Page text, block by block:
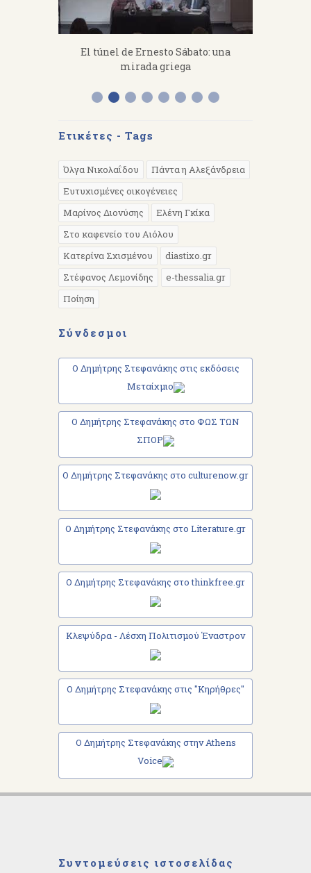
El túnel de Ernesto Sábato: una
mirada griega
Ετικέτες - Tags
Όλγα Νικολαΐδου
Πάντα η Αλεξάνδρεια
Ευτυχισμένες οικογένειες
Μαρίνος Διονύσης
Ελένη Γκίκα
Στο καφενείο του Αιόλου
Κατερίνα Σχισμένου
diastixo.gr
Στέφανος Λεμονίδης
e-thessalia.gr
Ποίηση
Σύνδεσμοι
Ο Δημήτρης Στεφανάκης στις εκδόσεις
Μεταίχμιο
Ο Δημήτρης Στεφανάκης στο ΦΩΣ ΤΩΝ
ΣΠΟΡ
Ο Δημήτρης Στεφανάκης στο culturenow.gr
Ο Δημήτρης Στεφανάκης στο Literature.gr
Ο Δημήτρης Στεφανάκης στο thinkfree.gr
Κλεψύδρα - Λέσχη Πολιτισμού Έναστρον
Ο Δημήτρης Στεφανάκης στις "Κηρήθρες"
Ο Δημήτρης Στεφανάκης στην Athens
Voice
Συντομεύσεις ιστοσελίδας